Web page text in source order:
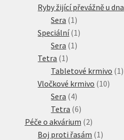
produkt
Ryby žijící převážně u dna
Sera 1 1
produkt
Speciální 1 1
Sera 1 1
Tetra 1 1
produkt
Tabletové krmivo 1 1
Vločkové krmivo 1010
Sera 44
produkty
Tetra 66
produktů
Péče o akvárium 22
produkty
Boj proti řasám 1 1